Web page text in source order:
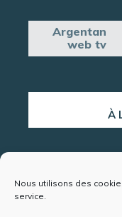
Nous utilisons des
service.
Argentan
web tv
À